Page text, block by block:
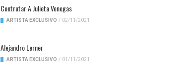
Contratar A Julieta Venegas
ARTISTA EXCLUSIVO / 02/11/2021
Alejandro Lerner
ARTISTA EXCLUSIVO / 01/11/2021